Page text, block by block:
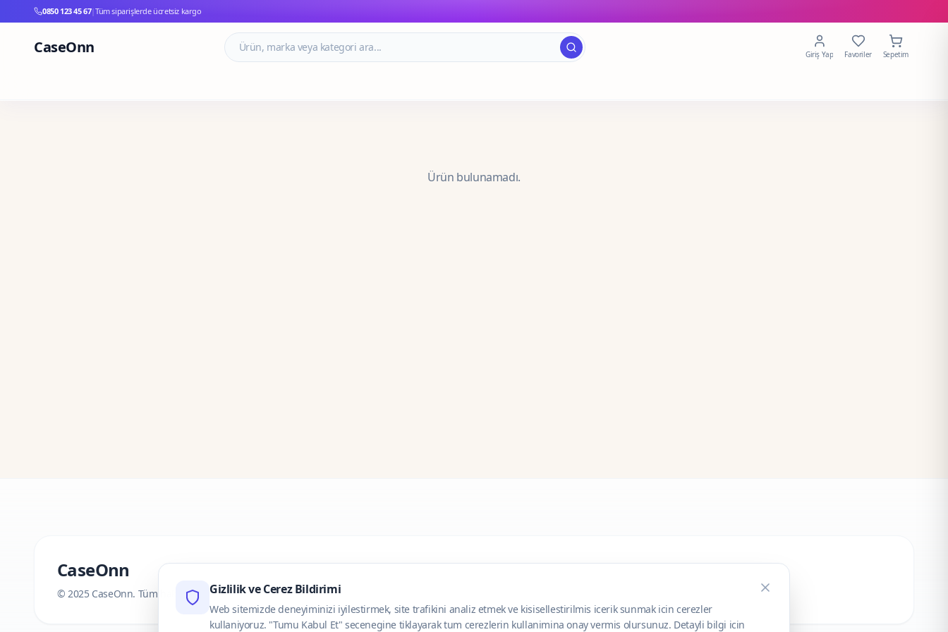
0850 123 45 67|Tüm siparişlerde ücretsiz kargo
CaseOnn Giriş Yap Favoriler Sepetim
Ürün bulunamadı.
CaseOnn
© 2025 CaseOnn. Tüm hakları saklıdır.Gizlilik ve Cerez Bildirimi
Web sitemizde deneyiminizi iyilestirmek, site trafikini analiz etmek ve kisisellestirilmis icerik sunmak icin cerezler
kullaniyoruz. "Tumu Kabul Et" secenegine tiklayarak tum cerezlerin kullanimina onay vermis olursunuz. Detayli bilgi icin